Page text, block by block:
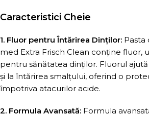
Caracteristici Cheie
1. Fluor pentru Întărirea Dinților: Pasta
med Extra Frisch Clean conține fluor,
pentru sănătatea dinților. Fluorul
și la întărirea smalțului, oferind o
împotriva atacurilor acide.
2. Formula Avansată: Formula